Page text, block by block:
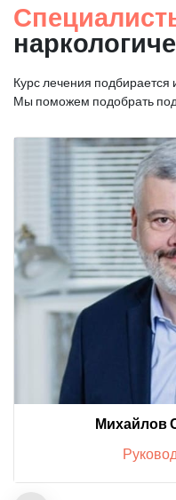
Курс лечения
Мы поможем подобрать
Михайлов